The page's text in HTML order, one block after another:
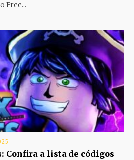
Free...
Confira a lista de códigos